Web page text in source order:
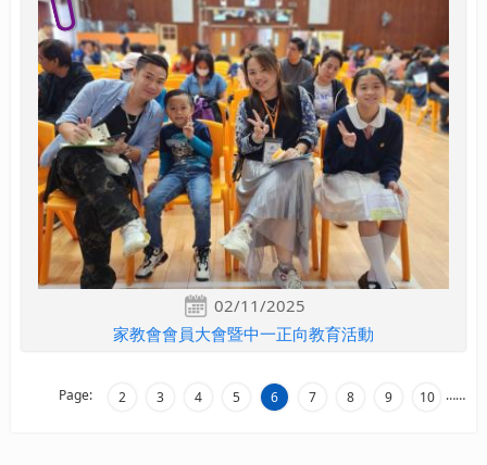
02/11/2025
家教會會員大會暨中一正向教育活動
Page: …
2 3 4 5 6 7 8 9 10 …